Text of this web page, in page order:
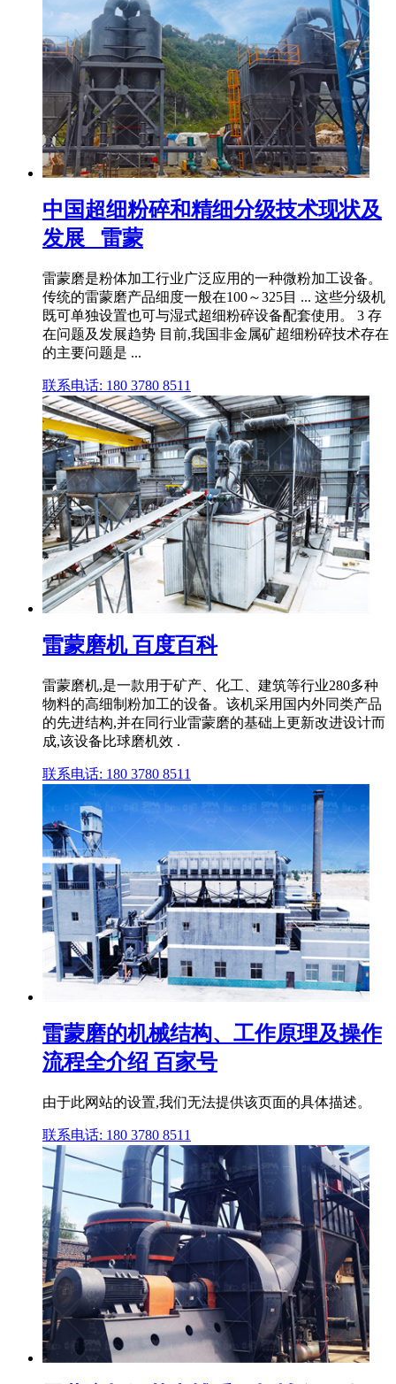
中国超细粉碎和精细分级技术现状及
发展 _雷蒙
雷蒙磨是粉体加工行业广泛应用的一种微粉加工设备。
传统的雷蒙磨产品细度一般在100～325目 ... 这些分级机
既可单独设置也可与湿式超细粉碎设备配套使用。 3 存
在问题及发展趋势 目前,我国非金属矿超细粉碎技术存在
的主要问题是 ...
联系电话: 180 3780 8511
雷蒙磨机 百度百科
雷蒙磨机,是一款用于矿产、化工、建筑等行业280多种
物料的高细制粉加工的设备。该机采用国内外同类产品
的先进结构,并在同行业雷蒙磨的基础上更新改进设计而
成,该设备比球磨机效 .
联系电话: 180 3780 8511
雷蒙磨的机械结构、工作原理及操作
流程全介绍 百家号
由于此网站的设置,我们无法提供该页面的具体描述。
联系电话: 180 3780 8511